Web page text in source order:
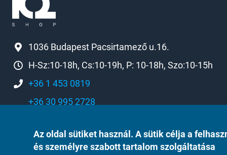
1036 Budapest Pacsirtamező u.16.
H-Sz:10-18h, Cs:10-19h, P: 10-18h, Szo:10-15h
+36 1 453 0819
+36 30 995 2728
Az oldal sütiket használ. A sütik célja a
és személyre szabott tartalom szolgáltatása